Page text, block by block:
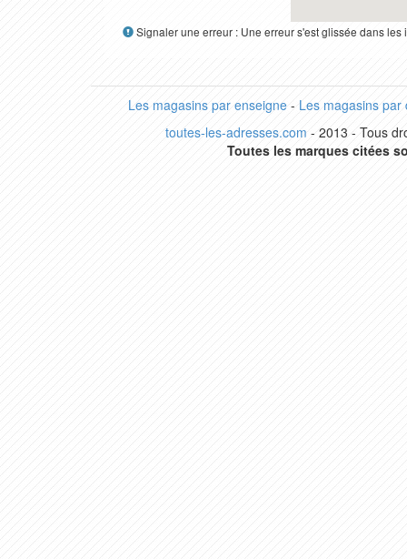
Signaler une erreur : Une erreur s'est glissée dans
Les magasins par enseigne- Les magasins par
toutes-les-adresses.com - 2013 - Tous
Toutes les marques citées